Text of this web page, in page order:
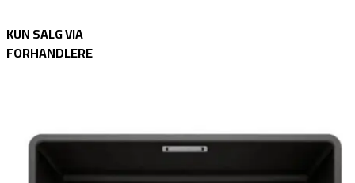
KUN SALG VIA
FORHANDLERE